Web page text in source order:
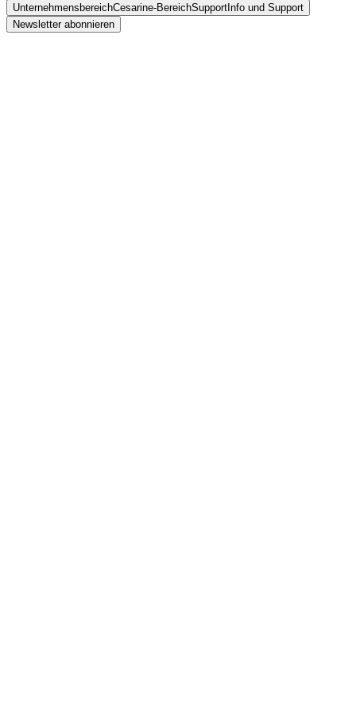
UnternehmensbereichCesarine-BereichSupport Info und Support
Newsletter abonnieren